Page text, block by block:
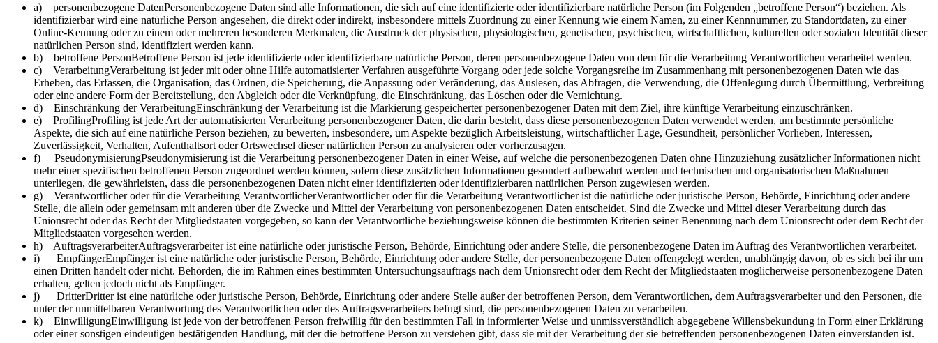
a) personenbezogene DatenPersonenbezogene Daten sind alle Informationen, die sich auf eine identifizierte oder identifizierbare natürliche Person (im Folgenden „betroffene Person“) beziehen. Als
identifizierbar wird eine natürliche Person angesehen, die direkt oder indirekt, insbesondere mittels Zuordnung zu einer Kennung wie einem Namen, zu einer Kennnummer, zu Standortdaten, zu einer
Online-Kennung oder zu einem oder mehreren besonderen Merkmalen, die Ausdruck der physischen, physiologischen, genetischen, psychischen, wirtschaftlichen, kulturellen oder sozialen Identität dieser
natürlichen Person sind, identifiziert werden kann.
b) betroffene PersonBetroffene Person ist jede identifizierte oder identifizierbare natürliche Person, deren personenbezogene Daten von dem für die Verarbeitung Verantwortlichen verarbeitet werden.
c) VerarbeitungVerarbeitung ist jeder mit oder ohne Hilfe automatisierter Verfahren ausgeführte Vorgang oder jede solche Vorgangsreihe im Zusammenhang mit personenbezogenen Daten wie das
Erheben, das Erfassen, die Organisation, das Ordnen, die Speicherung, die Anpassung oder Veränderung, das Auslesen, das Abfragen, die Verwendung, die Offenlegung durch Übermittlung, Verbreitung
oder eine andere Form der Bereitstellung, den Abgleich oder die Verknüpfung, die Einschränkung, das Löschen oder die Vernichtung.
d) Einschränkung der VerarbeitungEinschränkung der Verarbeitung ist die Markierung gespeicherter personenbezogener Daten mit dem Ziel, ihre künftige Verarbeitung einzuschränken.
e) ProfilingProfiling ist jede Art der automatisierten Verarbeitung personenbezogener Daten, die darin besteht, dass diese personenbezogenen Daten verwendet werden, um bestimmte persönliche
Aspekte, die sich auf eine natürliche Person beziehen, zu bewerten, insbesondere, um Aspekte bezüglich Arbeitsleistung, wirtschaftlicher Lage, Gesundheit, persönlicher Vorlieben, Interessen,
Zuverlässigkeit, Verhalten, Aufenthaltsort oder Ortswechsel dieser natürlichen Person zu analysieren oder vorherzusagen.
f) PseudonymisierungPseudonymisierung ist die Verarbeitung personenbezogener Daten in einer Weise, auf welche die personenbezogenen Daten ohne Hinzuziehung zusätzlicher Informationen nicht
mehr einer spezifischen betroffenen Person zugeordnet werden können, sofern diese zusätzlichen Informationen gesondert aufbewahrt werden und technischen und organisatorischen Maßnahmen
unterliegen, die gewährleisten, dass die personenbezogenen Daten nicht einer identifizierten oder identifizierbaren natürlichen Person zugewiesen werden.
g) Verantwortlicher oder für die Verarbeitung VerantwortlicherVerantwortlicher oder für die Verarbeitung Verantwortlicher ist die natürliche oder juristische Person, Behörde, Einrichtung oder andere
Stelle, die allein oder gemeinsam mit anderen über die Zwecke und Mittel der Verarbeitung von personenbezogenen Daten entscheidet. Sind die Zwecke und Mittel dieser Verarbeitung durch das
Unionsrecht oder das Recht der Mitgliedstaaten vorgegeben, so kann der Verantwortliche beziehungsweise können die bestimmten Kriterien seiner Benennung nach dem Unionsrecht oder dem Recht der
Mitgliedstaaten vorgesehen werden.
h) AuftragsverarbeiterAuftragsverarbeiter ist eine natürliche oder juristische Person, Behörde, Einrichtung oder andere Stelle, die personenbezogene Daten im Auftrag des Verantwortlichen verarbeitet.
i) EmpfängerEmpfänger ist eine natürliche oder juristische Person, Behörde, Einrichtung oder andere Stelle, der personenbezogene Daten offengelegt werden, unabhängig davon, ob es sich bei ihr um
einen Dritten handelt oder nicht. Behörden, die im Rahmen eines bestimmten Untersuchungsauftrags nach dem Unionsrecht oder dem Recht der Mitgliedstaaten möglicherweise personenbezogene Daten
erhalten, gelten jedoch nicht als Empfänger.
j) DritterDritter ist eine natürliche oder juristische Person, Behörde, Einrichtung oder andere Stelle außer der betroffenen Person, dem Verantwortlichen, dem Auftragsverarbeiter und den Personen, die
unter der unmittelbaren Verantwortung des Verantwortlichen oder des Auftragsverarbeiters befugt sind, die personenbezogenen Daten zu verarbeiten.
k) EinwilligungEinwilligung ist jede von der betroffenen Person freiwillig für den bestimmten Fall in informierter Weise und unmissverständlich abgegebene Willensbekundung in Form einer Erklärung
oder einer sonstigen eindeutigen bestätigenden Handlung, mit der die betroffene Person zu verstehen gibt, dass sie mit der Verarbeitung der sie betreffenden personenbezogenen Daten einverstanden ist.